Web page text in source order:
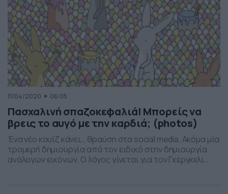
11/04/2020 06:05
Πασχαλινή σπαζοκεφαλιά! Μπορείς να
βρεις το αυγό με την καρδιά; (photos)
Ένα νέο κουίζ κάνει… θραύση στα social media. Ακόμα μία
τρομερή δημιουργία από τον ειδικό στην δημιουργία
ανάλογων εικόνων. Ο λόγος γίνεται για τον Γκέργκελι